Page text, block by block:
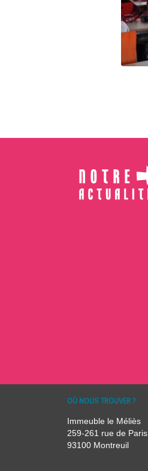
OÙ NOUS TROUVER ?
Immeuble le Méliès
259-261 rue de Paris
93100 Montreuil